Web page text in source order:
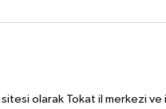
olarak Tokat il merkezi